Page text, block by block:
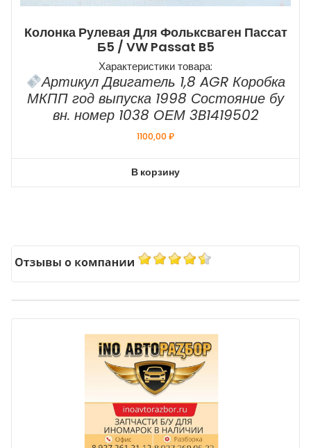
Колонка Рулевая Для Фольксваген Пассат
Б5 / VW Passat B5
Характеристики товара:
Артикул Двигатель 1,8 AGR Коробка
МКПП год выпуска 1998 Состояние бу
вн. номер 1038 ОЕМ 3B1419502
1100,00₽
В корзину